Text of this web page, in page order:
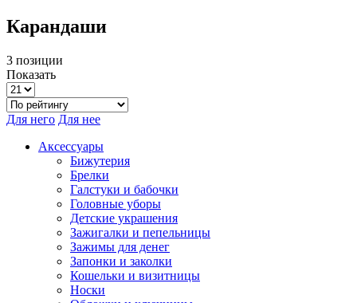
Карандаши
3 позиции
Показать
Для него Для нее
Аксессуары
Бижутерия
Брелки
Галстуки и бабочки
Головные уборы
Детские украшения
Зажигалки и пепельницы
Зажимы для денег
Запонки и заколки
Кошельки и визитницы
Носки